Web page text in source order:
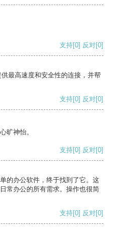
支持[0] 反对[0]
最高速度和安全性的连接，并帮
支持[0] 反对[0]
旷神怡。
支持[0] 反对[0]
的办公软件，终于找到了它。这
常办公的所有需求。操作也很简
支持[0] 反对[0]